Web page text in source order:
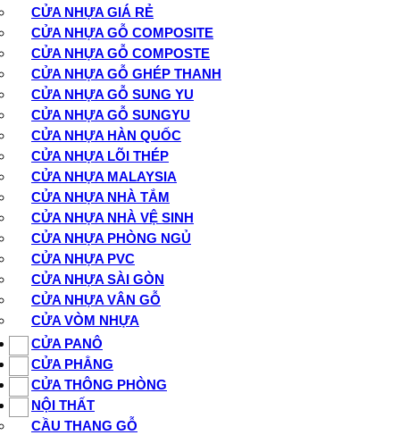
CỬA NHỰA GIÁ RẺ
CỬA NHỰA GỖ COMPOSITE
CỬA NHỰA GỖ COMPOSTE
CỬA NHỰA GỖ GHÉP THANH
CỬA NHỰA GỖ SUNG YU
CỬA NHỰA GỖ SUNGYU
CỬA NHỰA HÀN QUỐC
CỬA NHỰA LÕI THÉP
CỬA NHỰA MALAYSIA
CỬA NHỰA NHÀ TẮM
CỬA NHỰA NHÀ VỆ SINH
CỬA NHỰA PHÒNG NGỦ
CỬA NHỰA PVC
CỬA NHỰA SÀI GÒN
CỬA NHỰA VÂN GỖ
CỬA VÒM NHỰA
CỬA PANÔ
CỬA PHẲNG
CỬA THÔNG PHÒNG
NỘI THẤT
CẦU THANG GỖ